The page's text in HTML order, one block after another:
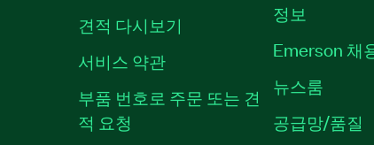
견적 다시보기
서비스 약관
부품 번호로 주문 또는 견
적 요청
정보
Emerson 채
뉴스룸
공급망/품질